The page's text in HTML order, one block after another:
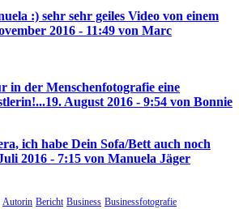
:) sehr sehr geiles Video von einem
2016 - 11:49 von Marc
in der Menschenfotografie eine
19. August 2016 - 9:54 von Bonnie
ich habe Dein Sofa/Bett auch noch
2016 - 7:15 von Manuela Jäger
Autorin Bericht Business Businessfotografie